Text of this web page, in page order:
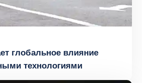
глобальное влияние
технологиями